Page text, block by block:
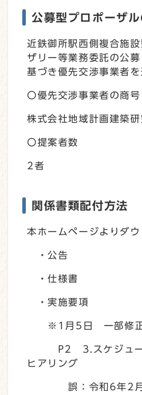
公募型プロポーザ
近鉄御所駅西側複合施
ザリー等業務委託の公
基づき優先交渉事業者を
〇優先交渉事業者の商
株式会社地域計画建築
〇提案者数
2者
関係書類配付方法
本ホームページよりダウ
・公告
・仕様書
・実施要項
※1月5日 一部修正
P2 3.スケジュー
ヒアリング
誤：令和6年2月